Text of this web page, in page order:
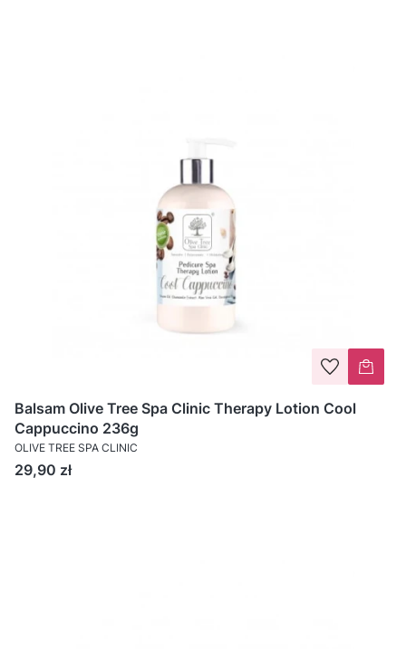
Balsam Olive Tree Spa Clinic Therapy Lotion Cool
Cappuccino 236g
OLIVE TREE SPA CLINIC
Cena
29,90 zł